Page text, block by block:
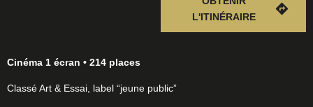
L'ITINÉRAIRE
Cinéma 1 écran • 214 places
Classé Art & Essai, label “jeune public”